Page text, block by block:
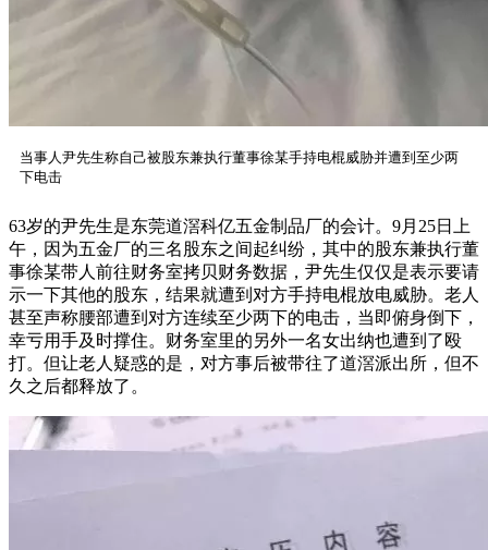
当事人尹先生称自己被股东兼执行董事徐某手持电棍威胁并遭到至少两
下电击
63岁的尹先生是东莞道滘科亿五金制品厂的会计。9月25日上
午，因为五金厂的三名股东之间起纠纷，其中的股东兼执行董
事徐某带人前往财务室拷贝财务数据，尹先生仅仅是表示要请
示一下其他的股东，结果就遭到对方手持电棍放电威胁。老人
甚至声称腰部遭到对方连续至少两下的电击，当即俯身倒下，
幸亏用手及时撑住。财务室里的另外一名女出纳也遭到了殴
打。但让老人疑惑的是，对方事后被带往了道滘派出所，但不
久之后都释放了。